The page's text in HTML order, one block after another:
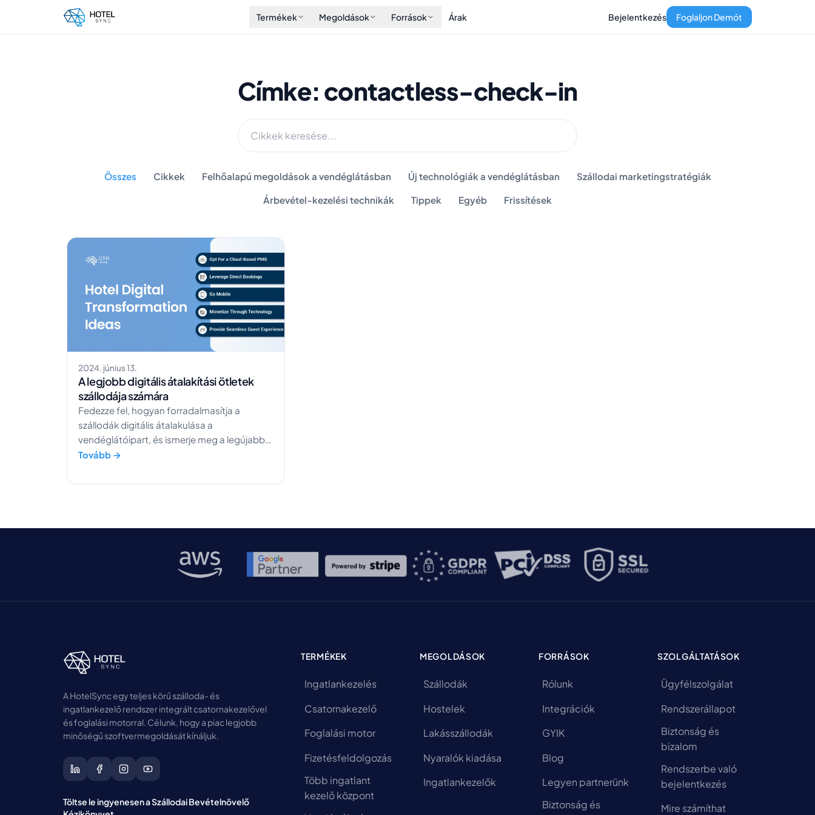
Termékek Megoldások Források Árak Bejelentkezés Foglaljon Demót
Címke: contactless-check-in
Összes Cikkek Felhőalapú megoldások a vendéglátásban Új technológiák a vendéglátásban Szállodai marketingstratégiák
Árbevétel-kezelési technikák Tippek Egyéb Frissítések
2024. június 13.
A legjobb digitális átalakítási ötletek
szállodája számára
Fedezze fel, hogyan forradalmasítja a
szállodák digitális átalakulása a
vendéglátóipart, és ismerje meg a legújabb
trendeket a vendégélmény fejlesztéséhez.
Tovább →
A HotelSync egy teljes körű szálloda- és
ingatlankezelő rendszer integrált csatornakezelővel
és foglalási motorral. Célunk, hogy a piac legjobb
minőségű szoftvermegoldását kínáljuk.
Töltse le ingyenesen a Szállodai Bevételnövelő
TERMÉKEK
Ingatlankezelés
Csatornakezelő
Foglalási motor
Fizetésfeldolgozás
Több ingatlant
kezelő központ
MEGOLDÁSOK
Szállodák
Hostelek
Lakásszállodák
Nyaralók kiadása
Ingatlankezelők
FORRÁSOK
Rólunk
Integrációk
GYIK
Blog
Legyen partnerünk
Biztonság és
SZOLGÁLTATÁSOK
Ügyfélszolgálat
Rendszerállapot
Biztonság és
bizalom
Rendszerbe való
bejelentkezés
Mire számíthat